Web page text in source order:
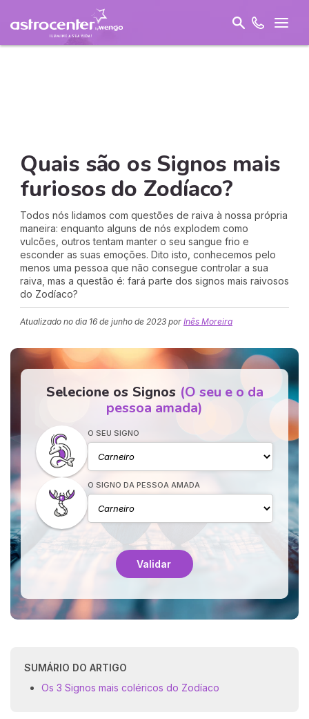
Quais são os Signos mais
furiosos do Zodíaco?
Todos nós lidamos com questões de raiva à nossa própria
maneira: enquanto alguns de nós explodem como
vulcões, outros tentam manter o seu sangue frio e
esconder as suas emoções. Dito isto, conhecemos pelo
menos uma pessoa que não consegue controlar a sua
raiva, mas a questão é: fará parte dos signos mais raivosos
do Zodíaco?
Atualizado no dia 16 de junho de 2023 por Inês Moreira
Selecione os Signos (O seu e o da
pessoa amada)
O SEU SIGNO
O SIGNO DA PESSOA AMADA
Validar
SUMÁRIO DO ARTIGO
Os 3 Signos mais coléricos do Zodíaco